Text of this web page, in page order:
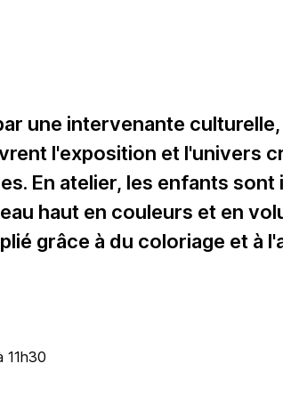
une intervenante
l'exposition et l'univers
En atelier, les enfants sont
haut en couleurs et en
grâce à du coloriage et à
11h30